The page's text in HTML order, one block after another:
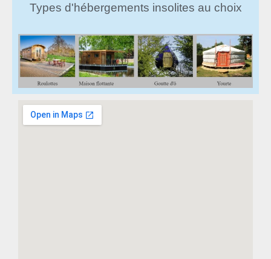
Types d'hébergements insolites au choix